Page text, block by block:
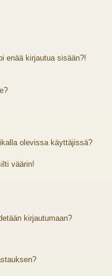
enää kirjautua sisään?!
olevissa käyttäjissä?
väärin!
kirjautumaan?